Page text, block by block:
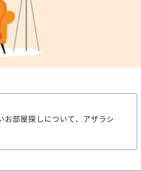
お部屋探しについて、アザラシ